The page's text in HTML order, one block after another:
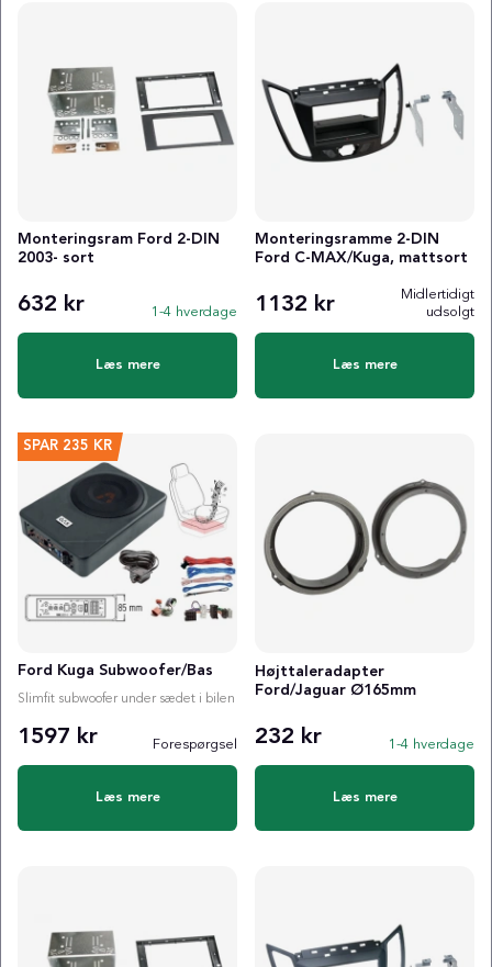
Monteringsram Ford 2-DIN
2003- sort
632 kr 1-4 hverdage
Læs mere
Monteringsramme 2-DIN
Ford C-MAX/Kuga, mattsort
1132 kr
Midlertidigt
udsolgt
Læs mere
SPAR 235 KR
Ford Kuga Subwoofer/Bas
Slimfit subwoofer under sædet i bilen
1597 kr Forespørgsel
Læs mere
Højttaleradapter
Ford/Jaguar Ø165mm
232 kr 1-4 hverdage
Læs mere